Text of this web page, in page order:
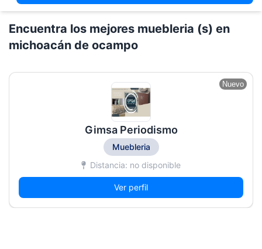
Encuentra los mejores muebleria (s) en
michoacán de ocampo
Nuevo
Gimsa Periodismo
Muebleria
Distancia: no disponible
Ver perfil